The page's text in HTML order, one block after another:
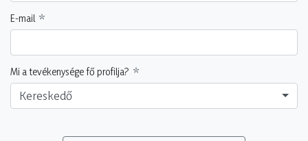
E-mail
Mi a tevékenysége fő profilja?
Kereskedő